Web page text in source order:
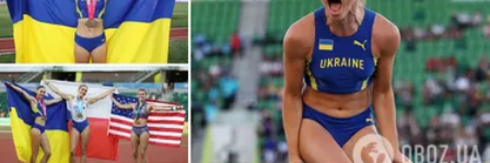
Наша співвітчизниця блискуче виступила в Орегоні
9.08.2026 09:32 67,4 т.
Брітні Спірс зізналася в уколах краси
і показала наслідки невдалої